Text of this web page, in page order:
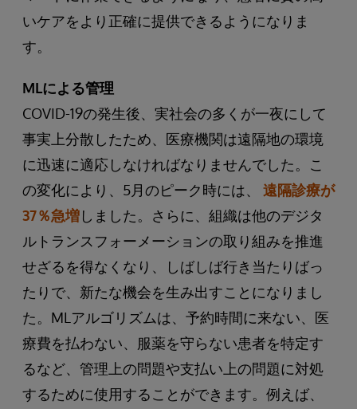
いケアをより正確に提供できるようになりま
す。
MLによる管理
COVID-19の発生後、実社会の多くが一夜にして
事実上分散したため、医療機関は遠隔地の環境
に迅速に適応しなければなりませんでした。こ
の変化により、5月のピーク時には、 遠隔診療が
37％急増しました。さらに、組織は他のデジタ
ルトランスフォーメーションの取り組みを推進
せざるを得なくなり、しばしば行き当たりばっ
たりで、新たな機会を生み出すことになりまし
た。MLアルゴリズムは、予約時間に来ない、医
療費を払わない、服薬を守らない患者を特定す
るなど、管理上の問題や支払い上の問題に対処
するために使用することができます。例えば、